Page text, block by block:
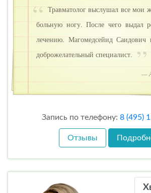
Травматолог выслушал все мои
больную ногу. После чего выдал
лечению. Магомедсейид Саидович
доброжелательный специалист.
—
Запись по телефону: 8 (495)
Отзывы